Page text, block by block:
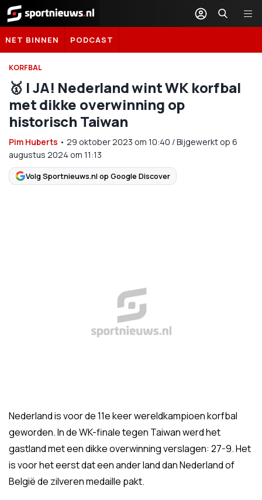
Sportnieuws.nl
NET BINNEN PODCAST
KORFBAL
🥇 | JA! Nederland wint WK korfbal
met dikke overwinning op
historisch Taiwan
Pim Huberts • 29 oktober 2023 om 10:40 /Bijgewerkt op 6
augustus 2024 om 11:13
Volg Sportnieuws.nl op Google Discover
Nederland is voor de 11e keer wereldkampioen korfbal
geworden. In de WK-finale tegen Taiwan werd het
gastland met een dikke overwinning verslagen: 27-9. Het
is voor het eerst dat een ander land dan Nederland of
België de zilveren medaille pakt.